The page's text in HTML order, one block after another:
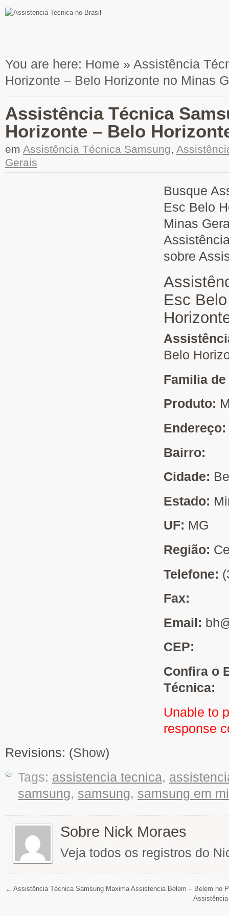
You are here: Home » Assistência
Horizonte – Belo Horizonte no Minas
Assistência Técnica
Horizonte – Belo
em Assistência Técnica Samsung,
Gerais
Busque
Esc Belo
Minas
sobre
Esc
Belo
Familia
Produto:
Endereço:
Bairro:
Cidade:
Estado:
UF: MG
Região:
Telefone:
Fax:
Email:
CEP:
Confira o
Técnica:
Unable to
response
Revisions: (Show)
Tags: assistencia tecnica,
samsung, samsung, samsung em
Sobre Nick Moraes
Veja todos os registros do
← Assistência Técnica Samsung Maxima Assistencia Belem – Belem no